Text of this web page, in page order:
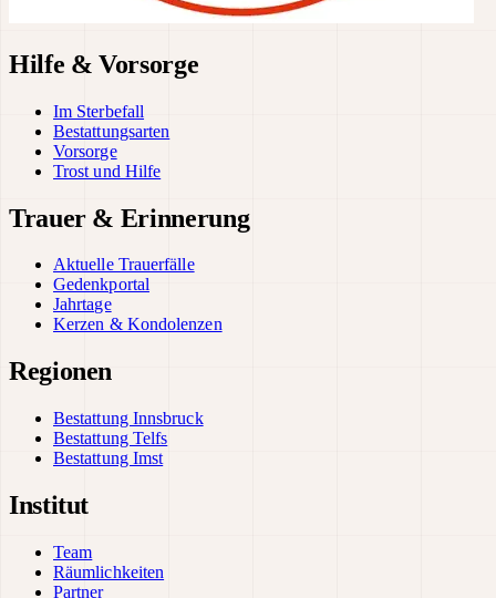
Hilfe & Vorsorge
Im Sterbefall
Bestattungsarten
Vorsorge
Trost und Hilfe
Trauer & Erinnerung
Aktuelle Trauerfälle
Gedenkportal
Jahrtage
Kerzen & Kondolenzen
Regionen
Bestattung Innsbruck
Bestattung Telfs
Bestattung Imst
Institut
Team
Räumlichkeiten
Partner